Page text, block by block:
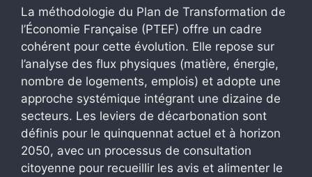
La méthodologie du Plan de Transformation de
l’Économie Française (PTEF) offre un cadre
cohérent pour cette évolution. Elle repose sur
l’analyse des flux physiques (matière, énergie,
nombre de logements, emplois) et adopte une
approche systémique intégrant une dizaine de
secteurs. Les leviers de décarbonation sont
définis pour le quinquennat actuel et à horizon
2050, avec un processus de consultation
citoyenne pour recueillir les avis et alimenter le